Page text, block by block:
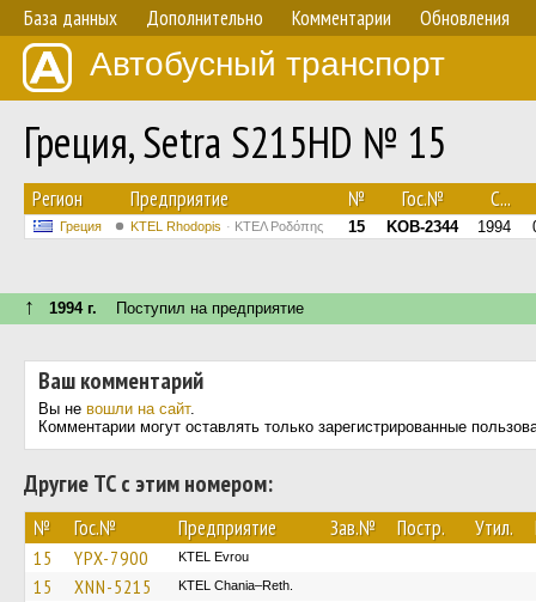
База данных Дополнительно Комментарии Обновления
Автобусный транспорт
Греция, Setra S215HD № 15
Регион Предприятие № Гос.№ С...
Греция KTEL Rhodopis ΚΤΕΛ Ροδόπης 15 KOB-2344 1994
↑ 1994 г. Поступил на предприятие
Ваш комментарий
Вы не вошли на сайт.
Комментарии могут оставлять только зарегистрированные
Другие ТС с этим номером:
№ Гос.№ Предприятие Зав.№ Постр. Утил.
15 YPX-7900 KTEL Evrou
15 XNN-5215 KTEL Chania–Reth.